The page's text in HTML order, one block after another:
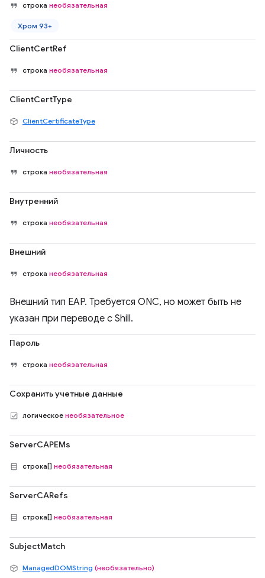
строка необязательная
Хром 93+
ClientCertRef
строка необязательная
ClientCertType
ClientCertificateType
Личность
строка необязательная
Внутренний
строка необязательная
Внешний
строка необязательная
Внешний тип EAP. Требуется ONC, но может быть не
указан при переводе с Shill.
Пароль
строка необязательная
Сохранить учетные данные
логическое необязательное
ServerCAPEMs
строка[] необязательная
ServerCARefs
строка[] необязательная
SubjectMatch
ManagedDOMString (необязательно)